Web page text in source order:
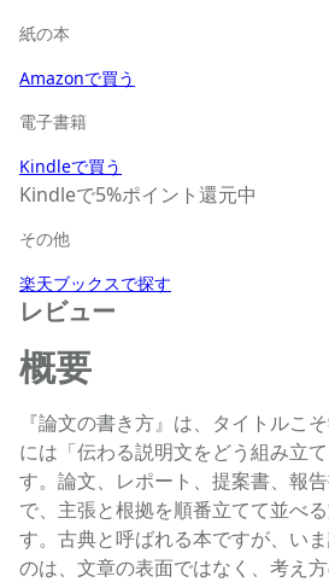
紙の本
Amazonで買う
電子書籍
Kindleで買う
Kindleで5%ポイント還元中
その他
楽天ブックスで探す
レビュー
概要
『論文の書き方』は、タイトルこ
には「伝わる説明文をどう組み立
す。論文、レポート、提案書、報
で、主張と根拠を順番立てて並べ
す。古典と呼ばれる本ですが、い
のは、文章の表面ではなく、考え